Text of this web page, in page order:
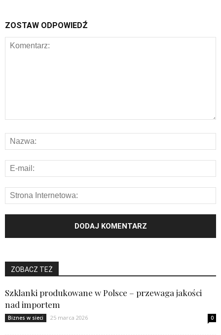
ZOSTAW ODPOWIEDŹ
ZOBACZ TEŻ
Szklanki produkowane w Polsce – przewaga jakości
nad importem
Biznes w sieci 25 marca 2026 0